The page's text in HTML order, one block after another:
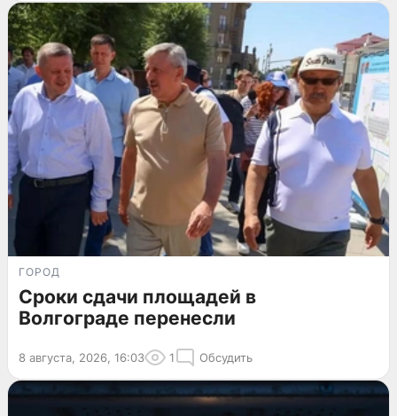
ГОРОД
Сроки сдачи площадей в
Волгограде перенесли
8 августа, 2026, 16:03 1 Обсудить